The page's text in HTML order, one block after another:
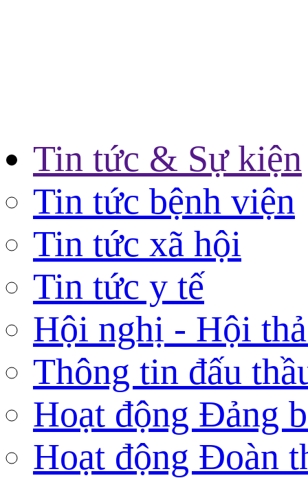
Tin tức & Sự kiện
Tin tức bệnh viện
Tin tức xã hội
Tin tức y tế
Hội nghị - Hội
Thông tin đấu
Hoạt động Đảng
Hoạt động Đoàn